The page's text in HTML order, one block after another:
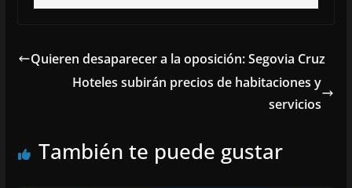
Quieren desaparecer a la oposición: Segovia Cruz
Hoteles subirán precios de habitaciones y
servicios
También te puede gustar